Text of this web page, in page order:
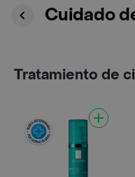
Cuidado
Tratamiento de